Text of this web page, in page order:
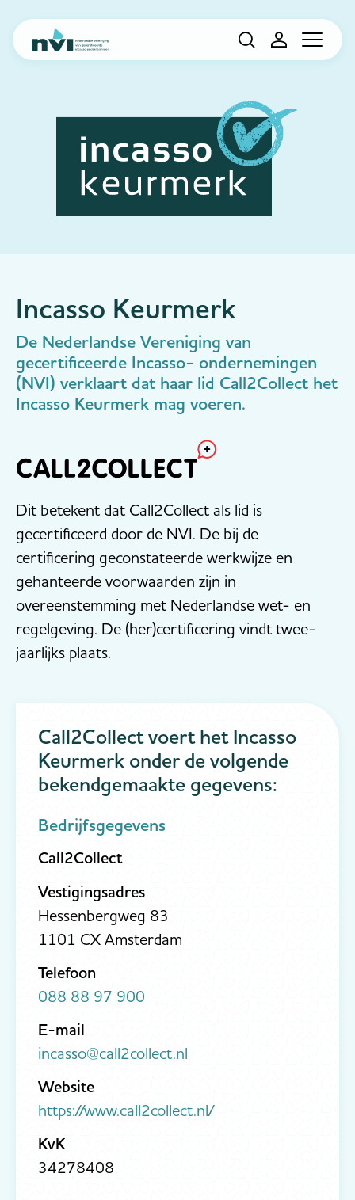
Navigation
Incasso Keurmerk
De Nederlandse Vereniging van
gecertificeerde Incasso- ondernemingen
(NVI) verklaart dat haar lid Call2Collect het
Incasso Keurmerk mag voeren.
Dit betekent dat Call2Collect als lid is
gecertificeerd door de NVI. De bij de
certificering geconstateerde werkwijze en
gehanteerde voorwaarden zijn in
overeenstemming met Nederlandse wet- en
regelgeving. De (her)certificering vindt twee-
jaarlijks plaats.
Call2Collect voert het Incasso
Keurmerk onder de volgende
bekendgemaakte gegevens:
Bedrijfsgegevens
Call2Collect
Vestigingsadres
Hessenbergweg 83
1101 CX Amsterdam
Telefoon
088 88 97 900
E-mail
incasso@call2collect.nl
Website
https://www.call2collect.nl/
KvK
34278408